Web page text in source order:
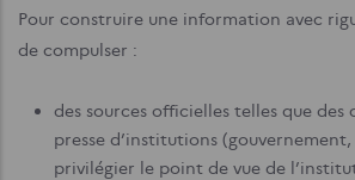
Pour construire une information avec
de compulser :
des sources officielles telles que des
presse d’institutions
privilégier le point de vue de